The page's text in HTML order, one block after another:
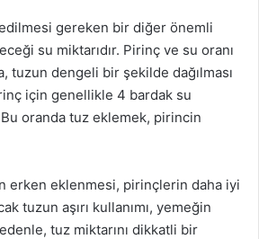
gereken bir diğer önemli
su miktarıdır. Pirinç ve su oranı
tuzun dengeli bir şekilde dağılması
için genellikle 4 bardak su
Bu oranda tuz eklemek, pirincin
erken eklenmesi, pirinçlerin daha iyi
tuzun aşırı kullanımı, yemeğin
tuz miktarını dikkatli bir